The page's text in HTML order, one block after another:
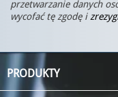
przetwarzanie danych
wycofać tę zgodę i
PRODUKTY